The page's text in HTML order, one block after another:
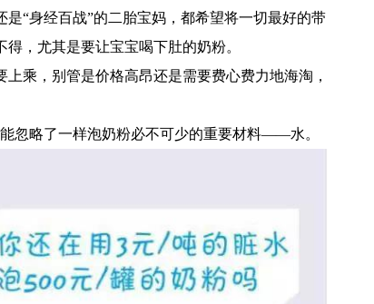
“身经百战”的二胎宝妈，都希望将一切最好的带
，尤其是要让宝宝喝下肚的奶粉。
乘，别管是价格高昂还是需要费心费力地海淘，
忽略了一样泡奶粉必不可少的重要材料——水。